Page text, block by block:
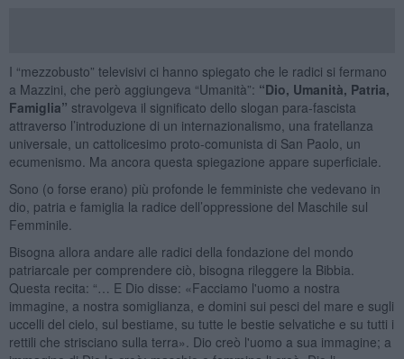
I “mezzobusto” televisivi ci hanno spiegato che le radici si fermano
a Mazzini, che però aggiungeva “Umanità”: “Dio, Umanità, Patria,
Famiglia” stravolgeva il significato dello slogan para-fascista
attraverso l’introduzione di un internazionalismo, una fratellanza
universale, un cattolicesimo proto-comunista di San Paolo, un
ecumenismo. Ma ancora questa spiegazione appare superficiale.
Sono (o forse erano) più profonde le femministe che vedevano in
dio, patria e famiglia la radice dell’oppressione del Maschile sul
Femminile.
Bisogna allora andare alle radici della fondazione del mondo
patriarcale per comprendere ciò, bisogna rileggere la Bibbia.
Questa recita: “… E Dio disse: «Facciamo l'uomo a nostra
immagine, a nostra somiglianza, e domini sui pesci del mare e sugli
uccelli del cielo, sul bestiame, su tutte le bestie selvatiche e su tutti i
rettili che strisciano sulla terra». Dio creò l'uomo a sua immagine; a